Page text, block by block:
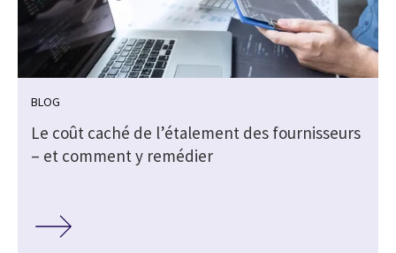
BLOG
Le coût caché de l’étalement des fournisseurs
– et comment y remédier